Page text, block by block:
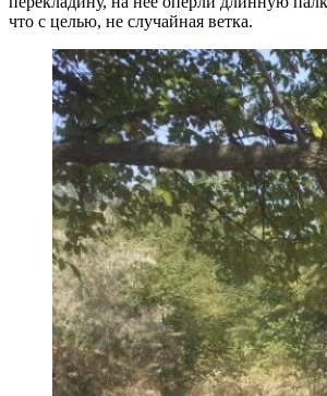
что с целью, не случайная ветка.